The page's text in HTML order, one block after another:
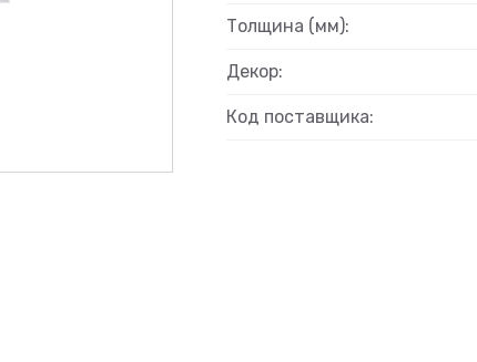
Толщина (мм):
Декор:
Код поставщика: